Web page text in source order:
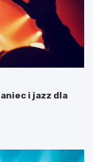
i jazz dla